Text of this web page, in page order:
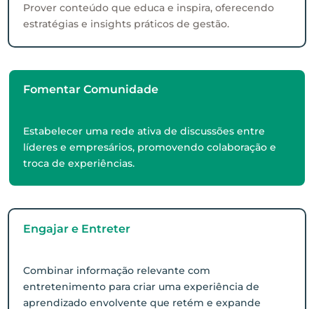
Prover conteúdo que educa e inspira, oferecendo
estratégias e insights práticos de gestão.
Fomentar Comunidade
Estabelecer uma rede ativa de discussões entre
líderes e empresários, promovendo colaboração e
troca de experiências.
Engajar e Entreter
Combinar informação relevante com
entretenimento para criar uma experiência de
aprendizado envolvente que retém e expande